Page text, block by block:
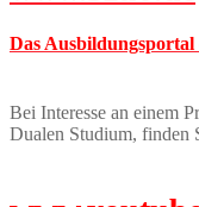
Das
Bei Interesse an einem
Dualen Studium, finden